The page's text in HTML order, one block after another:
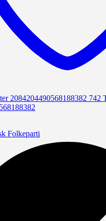
2084204490568188382 742
Folkeparti